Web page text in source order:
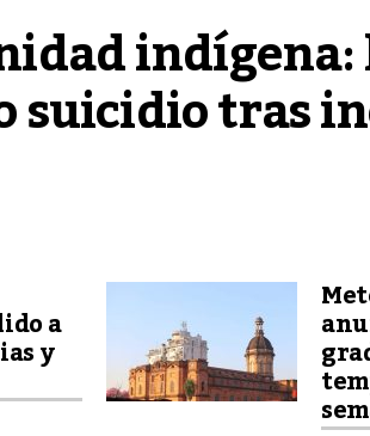
suicidio tras
a
y